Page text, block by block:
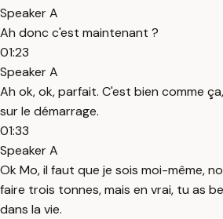
Speaker A
Ah donc c'est maintenant ?
01:23
Speaker A
Ah ok, ok, parfait. C'est bien comme
sur le démarrage.
01:33
Speaker A
Ok Mo, il faut que je sois moi-même,
faire trois tonnes, mais en vrai, tu as
dans la vie.